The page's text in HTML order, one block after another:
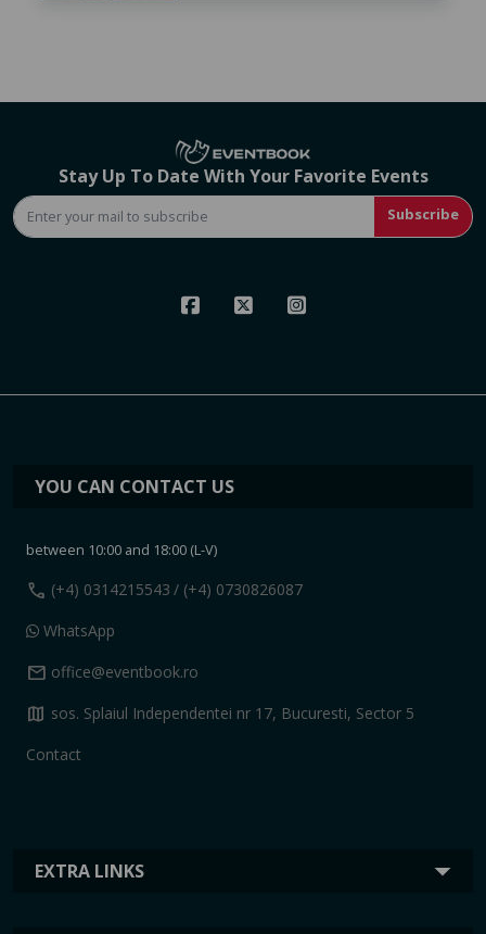
Stay Up To Date With Your Favorite Events
Subscribe
EXTRA LINKS
YOU CAN CONTACT US
between 10:00 and 18:00 (L-V)
call (+4) 0314215543 / (+4) 0730826087
WhatsApp
mail office@eventbook.ro
map sos. Splaiul Independentei nr 17, Bucuresti, Sector 5
Contact